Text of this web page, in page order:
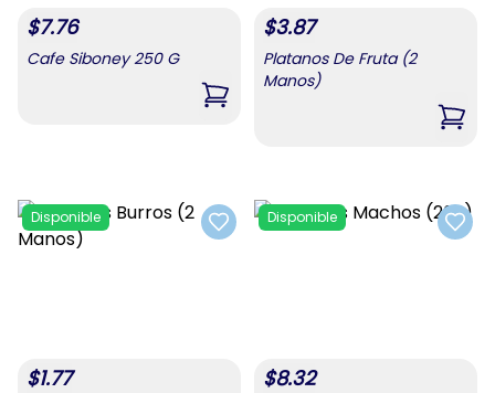
$7.76
Cafe Siboney 250 G
,Cafe Siboney 250 G
$3.87
Platanos De Fruta (2
Manos)
,
Add to favorites
Disponible
$1.77
Add
Disponible
$8.32